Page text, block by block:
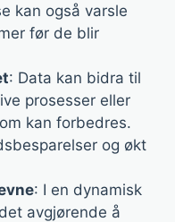
kan også varsle
før de blir
: Data kan bidra til
prosesser eller
kan forbedres.
og økt
: I en dynamisk
avgjørende å